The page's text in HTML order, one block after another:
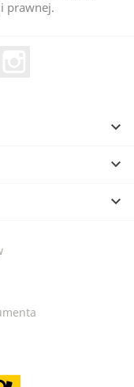
prawnej.


